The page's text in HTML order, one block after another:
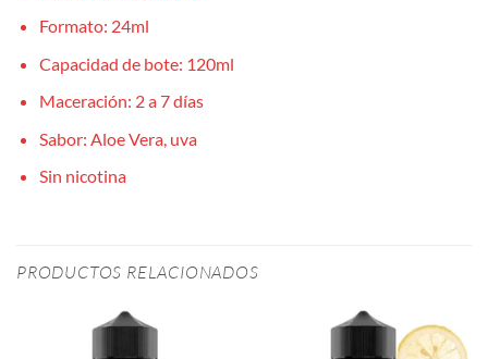
Formato: 24ml
Capacidad de bote: 120ml
Maceración: 2 a 7 días
Sabor: Aloe Vera, uva
Sin nicotina
PRODUCTOS RELACIONADOS